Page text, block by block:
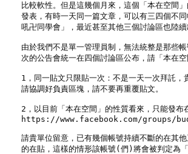
比較軟性。但是這幾個月來，這個「本在空間
發表，有時一天同一篇文章，可以有三四個不
吼卍同學會」，最近甚至其他三個討論區也陸
由於我們不是單一管理員制，無法統整是那些
次的公告會統一在四個討論區公布，請「本在
1，同一貼文只限貼一次：不是一天一次拜託
請協調好負責區塊，請不要再重覆貼文。
2，以目前「本在空間」的性質看來，只能發布
https://www.facebook.com/groups/
請貴單位留意，已有幾個帳號持續不斷的在其
的在貼，這樣的情形該帳號(們)將會被判定為